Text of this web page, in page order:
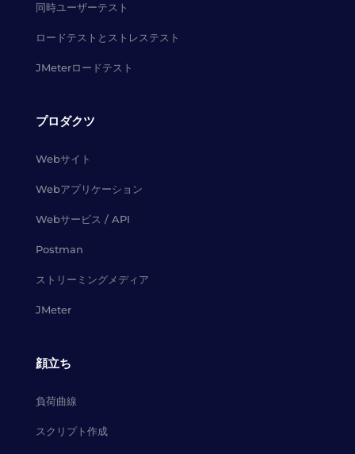
同時ユーザーテスト
ロードテストとストレステスト
JMeterロードテスト
プロダクツ
Webサイト
Webアプリケーション
Webサービス / API
Postman
ストリーミングメディア
JMeter
顔立ち
負荷曲線
スクリプト作成